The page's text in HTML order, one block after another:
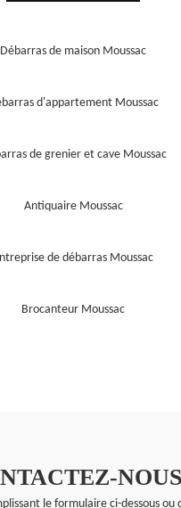
Débarras de maison Moussac
d'appartement Moussac
de grenier et cave Moussac
Antiquaire Moussac
de débarras Moussac
Brocanteur Moussac
NOUS
le formulaire ci-dessous